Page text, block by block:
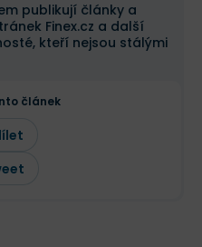
publikují články a
Finex.cz a další
kteří nejsou stálými
článek